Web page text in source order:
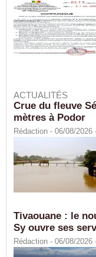
ACTUALITÉS
Crue du fleuve
mètres à Podor
Rédaction - 06/08/2026
Tivaouane : le
Sy ouvre ses
Rédaction - 06/08/2026